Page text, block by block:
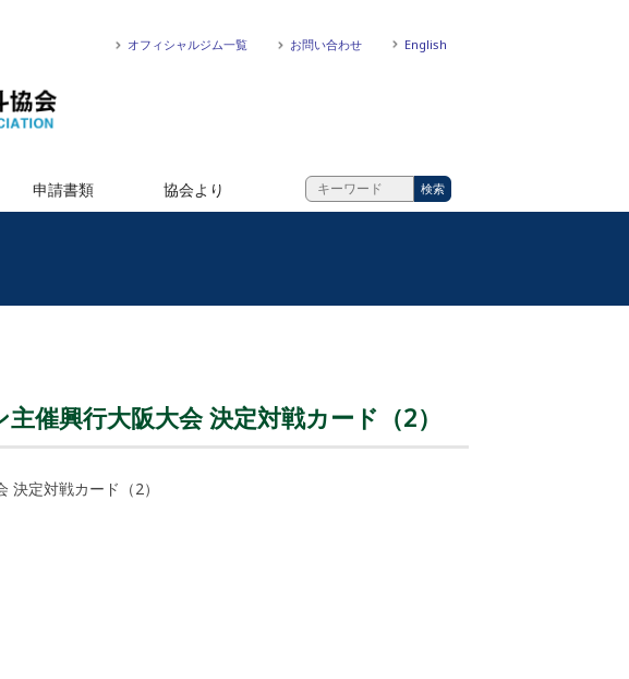
オフィシャルジム一覧 お問い合わせ English
申請書類 協会より
催興行大阪大会 決定対戦カード（2）
定対戦カード（2）